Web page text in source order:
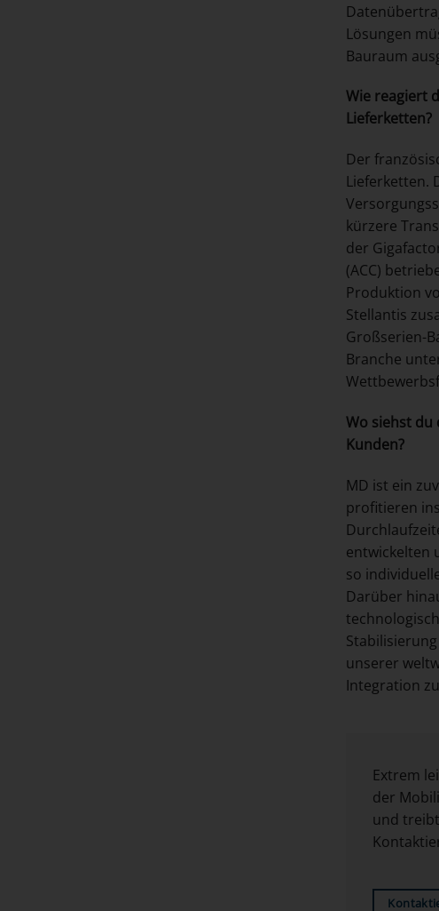
Lösungen
Bauraum
Wie reagiert
Lieferketten?
Der
Lieferketten.
kürzere
der
(ACC)
Produktion
Stellantis
Großserien-
Branche
Wo siehst du
Kunden?
MD ist ein
profitieren
entwickelten
so
Darüber
unserer
Integration
Extrem
der
und